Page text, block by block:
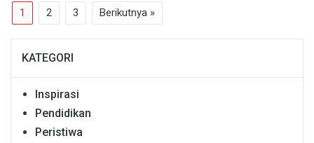
1 2 3 Berikutnya »
KATEGORI
Inspirasi
Pendidikan
Peristiwa